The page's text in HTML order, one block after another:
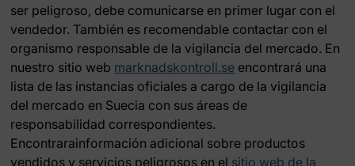
ser peligroso, debe comunicarse en primer lugar con el
vendedor. También es recomendable contactar con el
organismo responsable de la vigilancia del mercado. En
nuestro sitio web marknadskontroll.se encontrará una
lista de las instancias oficiales a cargo de la vigilancia
del mercado en Suecia con sus áreas de
responsabilidad correspondientes.
Encontrarainformación adicional sobre productos
vendidos y servicios peligrosos en el sitio web de la